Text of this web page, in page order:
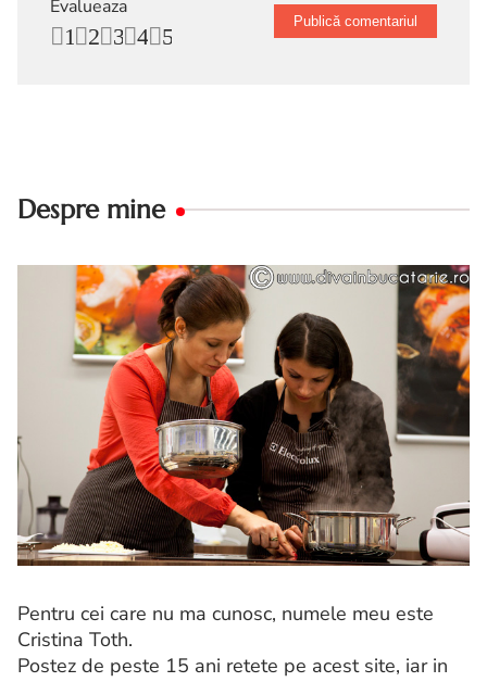
Evalueaza
5
4
3
2
1
Despre mine
Pentru cei care nu ma cunosc, numele meu este
Cristina Toth.
Postez de peste 15 ani retete pe acest site, iar in